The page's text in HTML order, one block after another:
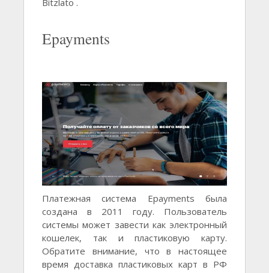
Epayments
Платежная система Epayments была
создана в 2011 году. Пользователь
системы может завести как электронный
кошелек, так и пластиковую карту.
Обратите внимание, что в настоящее
время доставка пластиковых карт в РФ